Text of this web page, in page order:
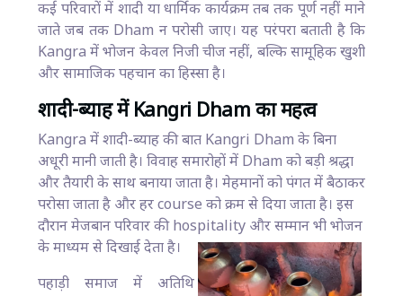
कई परिवारों में शादी या धार्मिक कार्यक्रम तब तक पूर्ण नहीं माने
जाते जब तक Dham न परोसी जाए। यह परंपरा बताती है कि
Kangra में भोजन केवल निजी चीज नहीं, बल्कि सामूहिक खुशी
और सामाजिक पहचान का हिस्सा है।
शादी-ब्याह में Kangri Dham का महत्व
Kangra में शादी-ब्याह की बात Kangri Dham के बिना
अधूरी मानी जाती है। विवाह समारोहों में Dham को बड़ी श्रद्धा
और तैयारी के साथ बनाया जाता है। मेहमानों को पंगत में बैठाकर
परोसा जाता है और हर course को क्रम से दिया जाता है। इस
दौरान मेजबान परिवार की hospitality और सम्मान भी भोजन
के माध्यम से दिखाई देता है।
पहाड़ी समाज में अतिथि